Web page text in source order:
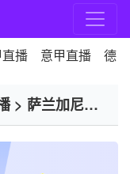
播 意甲直播 德
> 萨兰加尼省